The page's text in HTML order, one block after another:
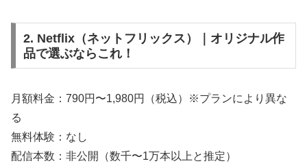
2. Netflix（ネットフリックス）｜オリジナル作
品で選ぶならこれ！
月額料金：790円〜1,980円（税込）※プランにより異な
る
無料体験：なし
配信本数：非公開（数千〜1万本以上と推定）